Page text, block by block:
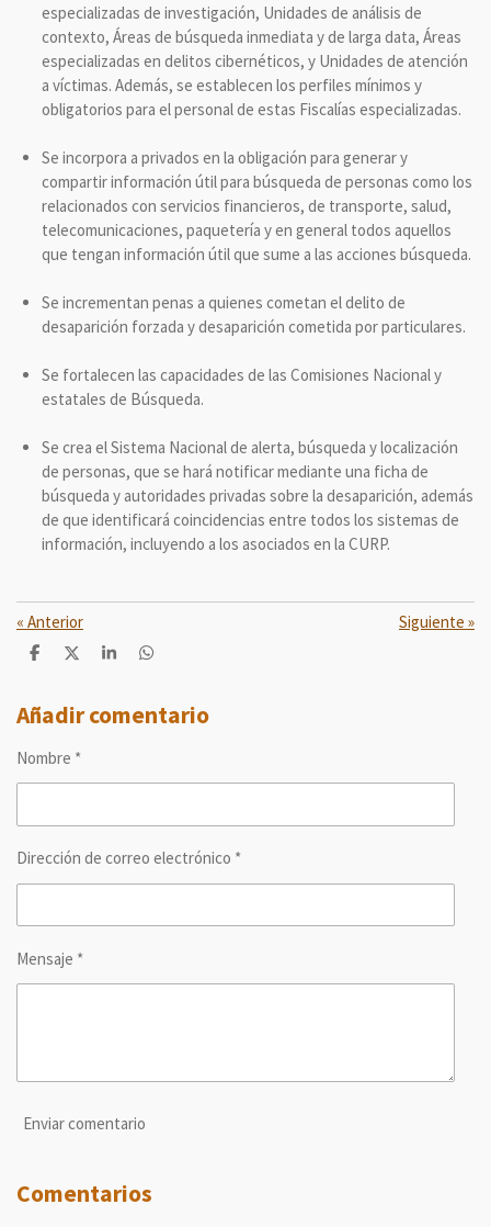
especializadas de investigación, Unidades de análisis de
contexto, Áreas de búsqueda inmediata y de larga data, Áreas
especializadas en delitos cibernéticos, y Unidades de atención
a víctimas. Además, se establecen los perfiles mínimos y
obligatorios para el personal de estas Fiscalías especializadas.
Se incorpora a privados en la obligación para generar y
compartir información útil para búsqueda de personas como los
relacionados con servicios financieros, de transporte, salud,
telecomunicaciones, paquetería y en general todos aquellos
que tengan información útil que sume a las acciones búsqueda.
Se incrementan penas a quienes cometan el delito de
desaparición forzada y desaparición cometida por particulares.
Se fortalecen las capacidades de las Comisiones Nacional y
estatales de Búsqueda.
Se crea el Sistema Nacional de alerta, búsqueda y localización
de personas, que se hará notificar mediante una ficha de
búsqueda y autoridades privadas sobre la desaparición, además
de que identificará coincidencias entre todos los sistemas de
información, incluyendo a los asociados en la CURP.
« Anterior Siguiente »
C
p
a
t
C
p
a
C
p
a
C
p
a
Añadir comentario
Nombre *
Dirección de correo electrónico *
Mensaje *
Enviar comentario
Comentarios